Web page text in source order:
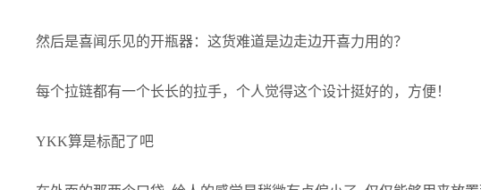
然后是喜闻乐见的开瓶器：这货难道是边走边开喜力用的？
每个拉链都有一个长长的拉手，个人觉得这个设计挺好的，方便！
YKK算是标配了吧